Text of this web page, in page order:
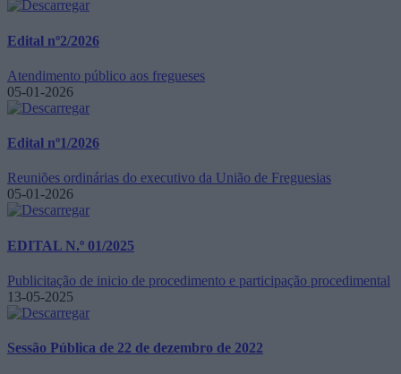
Edital nº2/2026
Atendimento público aos fregueses
05-01-2026
Edital nº1/2026
Reuniões ordinárias do executivo da União de Freguesias
05-01-2026
EDITAL N.º 01/2025
Publicitação de inicio de procedimento e participação procedimental
13-05-2025
Sessão Pública de 22 de dezembro de 2022